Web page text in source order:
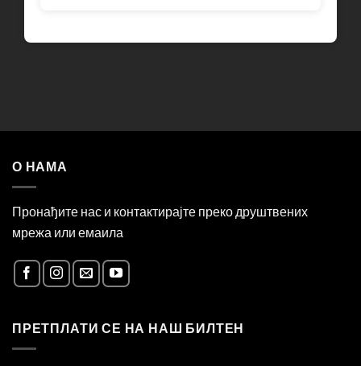
О НАМА
Пронађите нас и контактирајте преко друштвених
мрежа или емаила
ПРЕТПЛАТИ СЕ НА НАШ БИЛТЕН